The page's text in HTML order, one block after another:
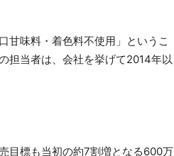
甘味料・着色料不使用」というこ
担当者は、会社を挙げて2014年以
目標も当初の約7割増となる600万